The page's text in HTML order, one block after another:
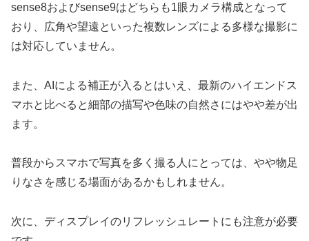
sense8およびsense9はどちらも1眼カメラ構成となって
おり、広角や望遠といった複数レンズによる多様な撮影に
は対応していません。
また、AIによる補正が入るとはいえ、最新のハイエンドス
マホと比べると細部の描写や色味の自然さにはやや差が出
ます。
普段からスマホで写真を多く撮る人にとっては、やや物足
りなさを感じる場面があるかもしれません。
次に、ディスプレイのリフレッシュレートにも注意が必要